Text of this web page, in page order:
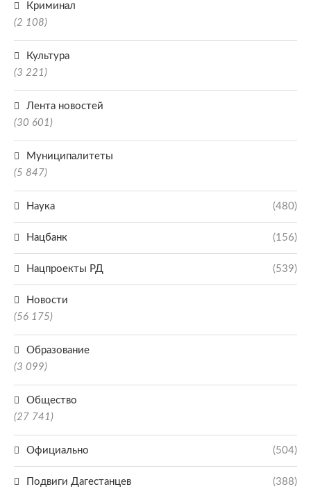
Криминал
(2 108)
Культура
(3 221)
Лента новостей
(30 601)
Муниципалитеты
(5 847)
Наука (480)
Нацбанк (156)
Нацпроекты РД (539)
Новости
(56 175)
Образование
(3 099)
Общество
(27 741)
Официально (504)
Подвиги Дагестанцев (388)